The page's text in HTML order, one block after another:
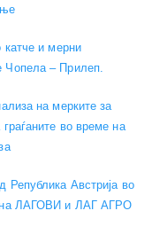
катче и мерни
Чопела – Прилеп.
на мерките за
во време на
Република Австрија во
на ЛАГОВИ и ЛАГ АГРО